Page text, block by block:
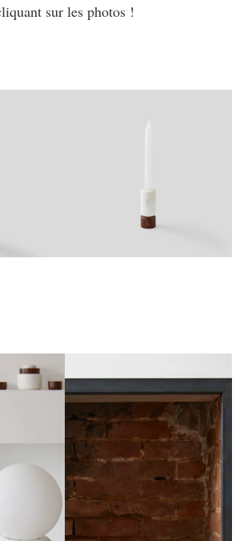
sur les photos !